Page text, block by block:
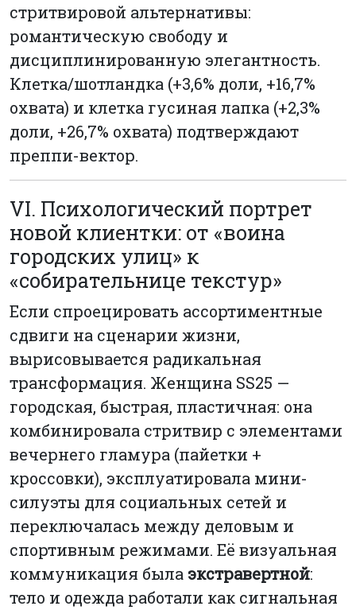
стритвировой альтернативы:
романтическую свободу и
дисциплинированную элегантность.
Клетка/шотландка (+3,6% доли, +16,7%
охвата) и клетка гусиная лапка (+2,3%
доли, +26,7% охвата) подтверждают
преппи-вектор.
VI. Психологический портрет
новой клиентки: от «воина
городских улиц» к
«собирательнице текстур»
Если спроецировать ассортиментные
сдвиги на сценарии жизни,
вырисовывается радикальная
трансформация. Женщина SS25 —
городская, быстрая, пластичная: она
комбинировала стритвир с элементами
вечернего гламура (пайетки +
кроссовки), эксплуатировала мини-
силуэты для социальных сетей и
переключалась между деловым и
спортивным режимами. Её визуальная
коммуникация была экстравертной:
тело и одежда работали как сигнальная